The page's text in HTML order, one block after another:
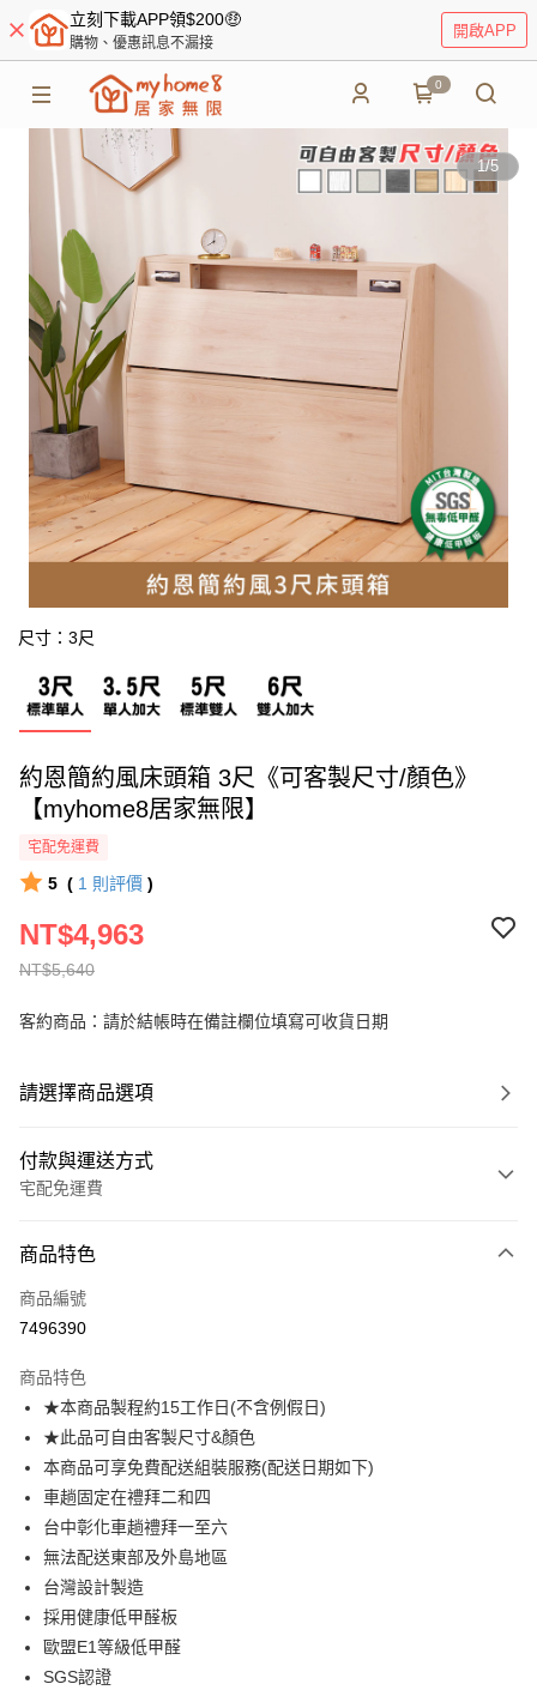
立刻下載APP領$200🤑
購物、優惠訊息不漏接
開啟APP
0
1/5
尺寸：3尺
約恩簡約風床頭箱 3尺《可客製尺寸/顏色》
【myhome8居家無限】
宅配免運費
5 ( 1 則評價 )
NT$5,640
NT$4,963
客約商品：請於結帳時在備註欄位填寫可收貨日期
請選擇商品選項
付款與運送方式
宅配免運費
信用卡一次付款
信用卡分期付款
合作金庫商業銀行
華南商業銀行
彰化商業銀行
上海商業儲蓄銀行
國泰世華商業銀行
兆豐國際商業銀行
臺灣中小企業銀行
匯豐（台灣）商業銀行
聯邦商業銀行
元大商業銀行
玉山商業銀行
台新國際商業銀行
台灣樂天信用卡公司
6 期 0 利率 每期
華南商業銀行
上海商業儲蓄銀行
台北富邦商業銀行
國泰世華商業銀行
臺灣中小企業銀行
匯豐（台灣）商業銀行
聯邦商業銀行
元大商業銀行
玉山商業銀行
台新國際商業銀行
台灣樂天信用卡公司
LINE Pay
Apple Pay
街口支付
悠遊付
Google Pay
大哥付你分期
相關說明
商品特色
商品編號
7496390
商品特色
★本商品製程約15工作日(不含例假日)
★此品可自由客製尺寸&顏色
本商品可享免費配送組裝服務(配送日期如下)
車趟固定在禮拜二和四
台中彰化車趟禮拜一至六
無法配送東部及外島地區
台灣設計製造
採用健康低甲醛板
歐盟E1等級低甲醛
SGS認證